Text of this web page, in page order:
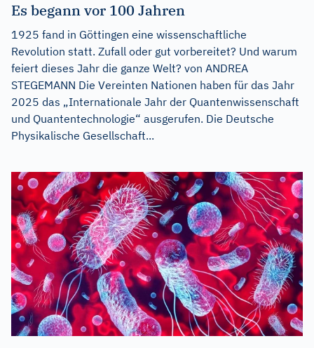
Es begann vor 100 Jahren
1925 fand in Göttingen eine wissenschaftliche
Revolution statt. Zufall oder gut vorbereitet? Und warum
feiert dieses Jahr die ganze Welt? von ANDREA
STEGEMANN Die Vereinten Nationen haben für das Jahr
2025 das „Internationale Jahr der Quantenwissenschaft
und Quantentechnologie“ ausgerufen. Die Deutsche
Physikalische Gesellschaft...